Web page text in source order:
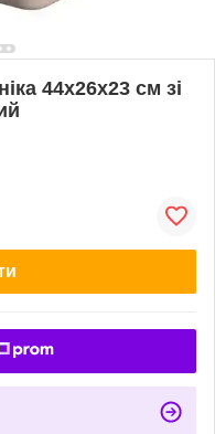
44х26х23 см зі